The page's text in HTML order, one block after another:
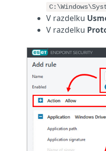
V razdelku
V razdelku